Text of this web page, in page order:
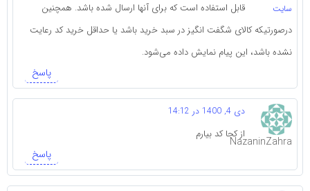
سایت
قابل استفاده است که برای آنها ارسال شده باشد. همچنین
درصورتیکه کالای شگفت انگیز در سبد خرید باشد یا حداقل خرید کد رعایت
نشده باشد، این پیام نمایش داده می‌شود.
پاسخ
NazaninZahra
دی 4, 1400 در 14:12
از کجا کد بیارم
پاسخ